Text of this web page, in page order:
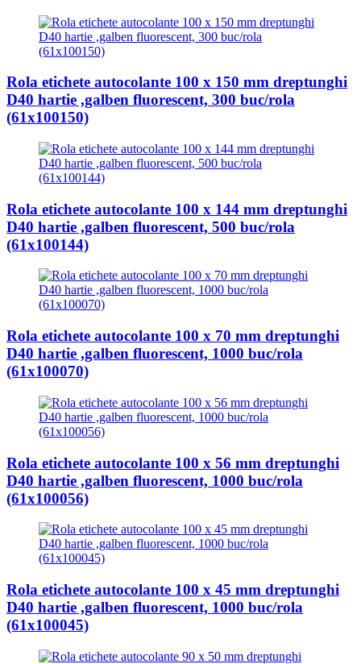
Rola etichete autocolante 100 x 150 mm dreptunghi
D40 hartie ,galben fluorescent, 300 buc/rola
(61x100150)
Rola etichete autocolante 100 x 144 mm dreptunghi
D40 hartie ,galben fluorescent, 500 buc/rola
(61x100144)
Rola etichete autocolante 100 x 70 mm dreptunghi
D40 hartie ,galben fluorescent, 1000 buc/rola
(61x100070)
Rola etichete autocolante 100 x 56 mm dreptunghi
D40 hartie ,galben fluorescent, 1000 buc/rola
(61x100056)
Rola etichete autocolante 100 x 45 mm dreptunghi
D40 hartie ,galben fluorescent, 1000 buc/rola
(61x100045)